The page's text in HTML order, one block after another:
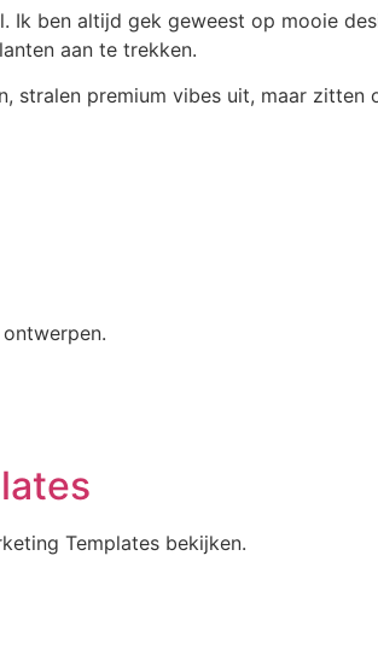
Ik ben altijd gek geweest op mooie
aan te trekken.
stralen premium vibes uit, maar
Templates bekijken.